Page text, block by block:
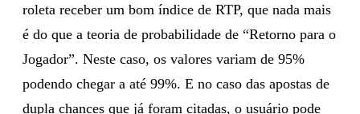
roleta receber um bom índice de RTP, que nada mais
é do que a teoria de probabilidade de “Retorno para o
Jogador”. Neste caso, os valores variam de 95%
podendo chegar a até 99%. E no caso das apostas de
dupla chances que já foram citadas, o usuário pode